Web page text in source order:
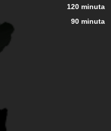
120 minuta
90 minuta